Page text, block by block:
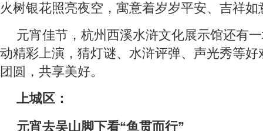
火树银花照亮夜空，寓意着岁岁平安、吉祥如
元宵佳节，杭州西溪水浒文化展示馆还有一
动精彩上演，猜灯谜、水浒评弹、声光秀等
团圆，共享美好。
上城区：
元宵去吴山脚下看“鱼贯而行”